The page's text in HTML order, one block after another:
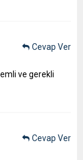
ve gerekli
Cevap Ver
Cevap Ver